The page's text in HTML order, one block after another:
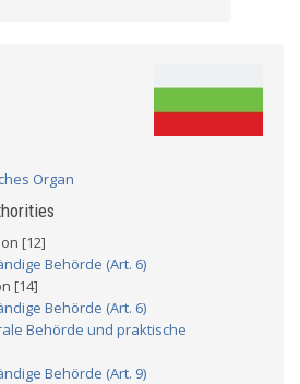
Organ
[12]
Behörde (Art. 6)
[14]
Behörde (Art. 6)
Behörde und praktische
Behörde (Art. 9)